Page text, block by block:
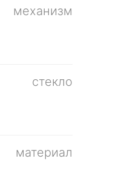
механизм
стекло
материал